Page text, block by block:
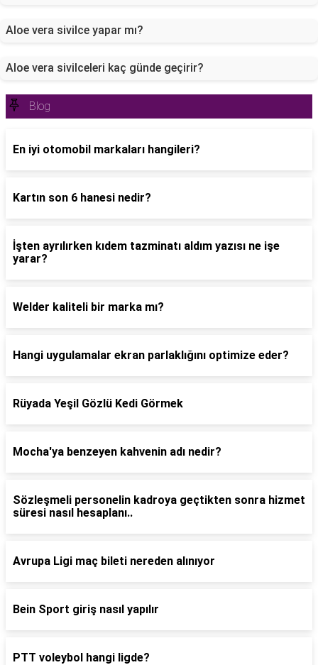
Aloe vera sivilce yapar mı?
Aloe vera sivilceleri kaç günde geçirir?
Blog
En iyi otomobil markaları hangileri?
Kartın son 6 hanesi nedir?
İşten ayrılırken kıdem tazminatı aldım yazısı ne işe
yarar?
Welder kaliteli bir marka mı?
Hangi uygulamalar ekran parlaklığını optimize eder?
Rüyada Yeşil Gözlü Kedi Görmek
Mocha'ya benzeyen kahvenin adı nedir?
Sözleşmeli personelin kadroya geçtikten sonra hizmet
süresi nasıl hesaplanı..
Avrupa Ligi maç bileti nereden alınıyor
Bein Sport giriş nasıl yapılır
PTT voleybol hangi ligde?